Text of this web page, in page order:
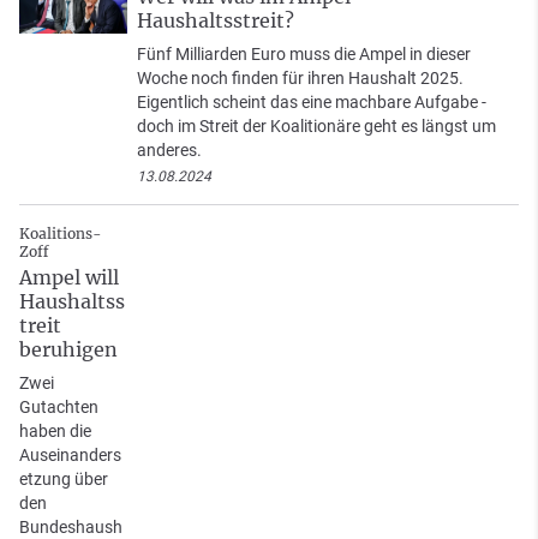
Haushaltsstreit?
Fünf Milliarden Euro muss die Ampel in dieser
Woche noch finden für ihren Haushalt 2025.
Eigentlich scheint das eine machbare Aufgabe -
doch im Streit der Koalitionäre geht es längst um
anderes.
13.08.2024
Koalitions-
Zoff
Ampel will
Haushaltss
treit
beruhigen
Zwei
Gutachten
haben die
Auseinanders
etzung über
den
Bundeshaush